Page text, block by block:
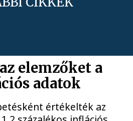
elemzőket a
adatok
értékelték az